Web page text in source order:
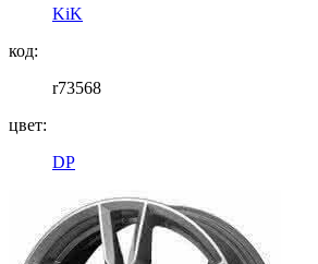
KiK
код:
r73568
цвет:
DP